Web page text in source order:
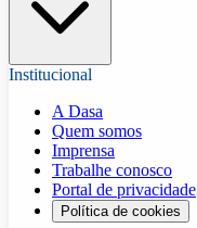
Institucional
A Dasa
Quem somos
Imprensa
Trabalhe conosco
Portal de privacidade
Política de cookies